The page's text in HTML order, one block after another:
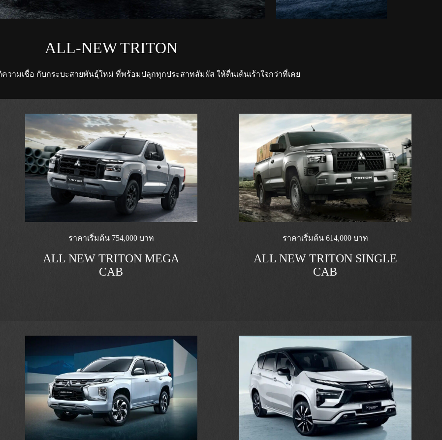
ALL-NEW TRITON
วามเชื่อ กับกระบะสายพันธุ์ใหม่ ที่พร้อมปลุกทุกประสาทสัมผัส ให้ตื่นเต้นเร้าใจกว่าที่เคย
ราคาเริ่มต้น 754,000 บาท
ALL NEW TRITON MEGA
CAB
ราคาเริ่มต้น 614,000 บาท
ALL NEW TRITON SINGLE
CAB